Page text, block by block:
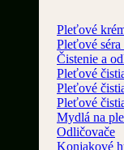
Pleťové
Pleťové séra
Čistenie a
Pleťové
Pleťové
Pleťové
Mydlá na
Odličovače
Konjakové